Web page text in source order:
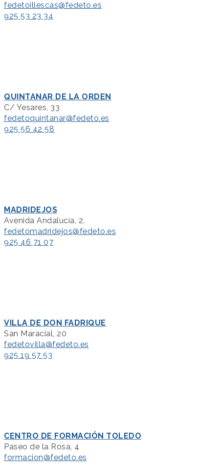
fedetoillescas@fedeto.es
925 53 23 34
QUINTANAR DE LA ORDEN
C/ Yesares, 33
fedetoquintanar@fedeto.es
925 56 42 58
MADRIDEJOS
Avenida Andalucía, 2.
fedetomadridejos@fedeto.es
925 46 71 07
VILLA DE DON FADRIQUE
San Maracial, 20
fedetovilla@fedeto.es
925 19 57 53
CENTRO DE FORMACIÓN TOLEDO
Paseo de la Rosa, 4
formacion@fedeto.es